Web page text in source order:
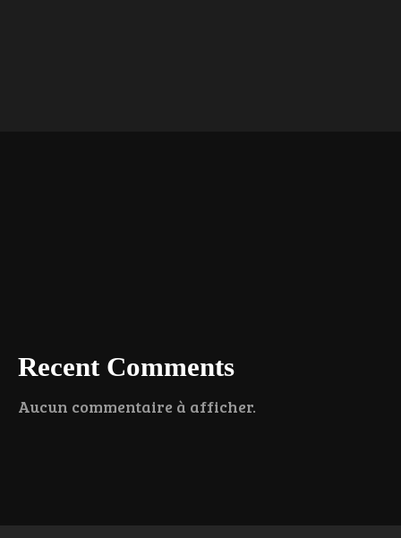
Recent Comments
Aucun commentaire à afficher.